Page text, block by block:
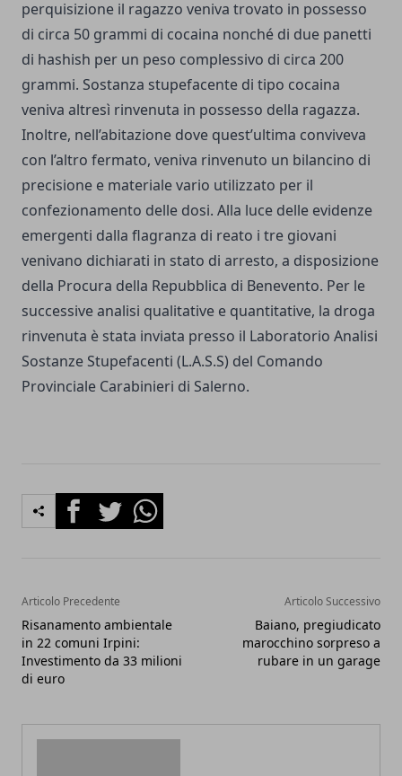
perquisizione il ragazzo veniva trovato in possesso
di circa 50 grammi di cocaina nonché di due panetti
di hashish per un peso complessivo di circa 200
grammi. Sostanza stupefacente di tipo cocaina
veniva altresì rinvenuta in possesso della ragazza.
Inoltre, nell’abitazione dove quest’ultima conviveva
con l’altro fermato, veniva rinvenuto un bilancino di
precisione e materiale vario utilizzato per il
confezionamento delle dosi. Alla luce delle evidenze
emergenti dalla flagranza di reato i tre giovani
venivano dichiarati in stato di arresto, a disposizione
della Procura della Repubblica di Benevento. Per le
successive analisi qualitative e quantitative, la droga
rinvenuta è stata inviata presso il Laboratorio Analisi
Sostanze Stupefacenti (L.A.S.S) del Comando
Provinciale Carabinieri di Salerno.
FacebookTwitterWhatsapp
Articolo Precedente
Risanamento ambientale
in 22 comuni Irpini:
Investimento da 33 milioni
di euro
Articolo Successivo
Baiano, pregiudicato
marocchino sorpreso a
rubare in un garage